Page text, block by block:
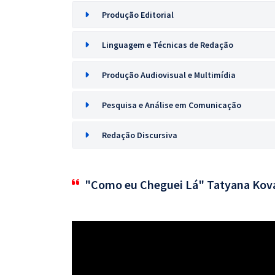
Produção Editorial
Linguagem e Técnicas de Redação
Produção Audiovisual e Multimídia
Pesquisa e Análise em Comunicação
Redação Discursiva
"Como eu Cheguei Lá" Tatyana